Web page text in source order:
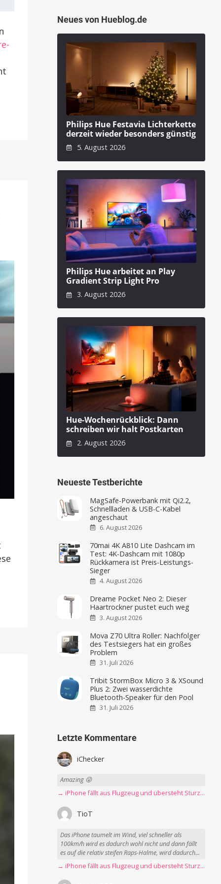
Neues von Hueblog.de
Philips Hue Festavia Lichterkette
derzeit wieder besonders günstig
5. August 2026
Philips Hue arbeitet an Play
Gradient Strip Light Pro
3. August 2026
Hue-Wochenrückblick: Dann
schreiben wir halt Postkarten
2. August 2026
Neueste Testberichte
MagSafe-Powerbank mit Qi2.2,
Schnellladen & USB-C-Kabel
angeschaut
6. August 2026
70mai 4K A810 Lite Dashcam im
Test: 4K-Dashcam mit 1080p
Rückkamera ist Preis-Leistungs-
Sieger
4. August 2026
Dreame Pocket Neo 2: Dieser
Haartrockner pustet euch weg
3. August 2026
Mova Z70 Ultra Roller: Nachfolger
des Testsiegers hat ein großes
Problem
31. Juli 2026
Tribit StormBox Micro 3 & XSound
Plus 2: Zwei wasserdichte
Bluetooth-Speaker für den Pool
31. Juli 2026
Letzte Kommentare
iChecker
Amazing 😜
→ iPhone fällt aus Flugzeug und übersteht Sturz unbeschadet
TioT
Das iPhone taumelt im Wind, viel schneller als
100km/h wird es dadurch wohl nicht und dann fällt
es auf die relativ steifen Raps-Halme, wird dadurch...
→ iPhone fällt aus Flugzeug und übersteht Sturz unbeschadet